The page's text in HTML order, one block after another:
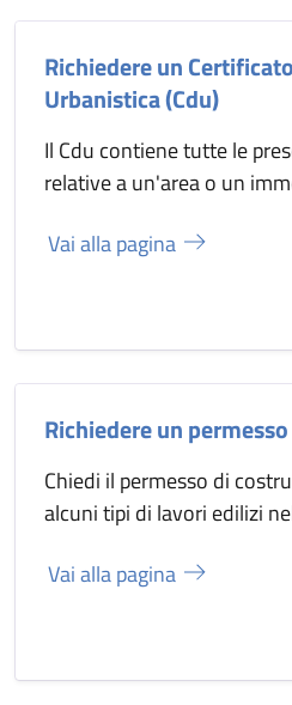
Richiedere un
Urbanistica (Cdu)
Il Cdu contiene tutte le
relative a un'area o un
Vai alla pagina
Richiedere un
Chiedi il permesso di
alcuni tipi di lavori edilizi
Vai alla pagina